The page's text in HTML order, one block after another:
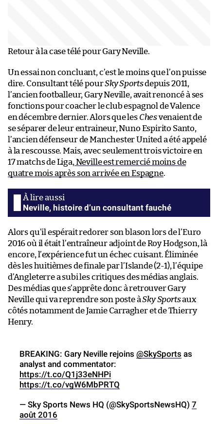
Retour à la case télé pour Gary Neville.
Un essai non concluant, c’est le moins que l’on puisse
dire. Consultant télé pourSky Sportsdepuis 2011,
l’ancien footballeur, Gary Neville, avait renoncé à ses
fonctions pour coacher le club espagnol de Valence
en décembre dernier. Alors que les Chesvenaient de
se séparer de leur entraineur, Nuno Espirito Santo,
l’ancien défenseur de Manchester United a été appelé
à la rescousse. Mais, avec seulement trois victoire en
17 matchs de Liga, Neville est remercié moins de
quatre mois après son arrivée en Espagne.
Neville, histoire d’un consultant fauché
Alors qu’il espérait redorer son blason lors de l’Euro
2016 où il était l’entraîneur adjoint de Roy Hodgson, là
encore, l’expérience fut un échec cuisant. Éliminée
dès les huitièmes de finale par l’Islande (2-1), l’équipe
d’Angleterre a subi les critiques des médias anglais.
Des médias que s’apprête donc à retrouver Gary
Neville qui va reprendre son poste àSky Sportsaux
côtés notamment de Jamie Carragher et de Thierry
Henry.
BREAKING: Gary Neville rejoins @SkySports as
analyst and commentator:
https://t.co/Q1j33eNHPi
https://t.co/vgW6MbPRTQ
— Sky Sports News HQ (@SkySportsNewsHQ) 7
août 2016